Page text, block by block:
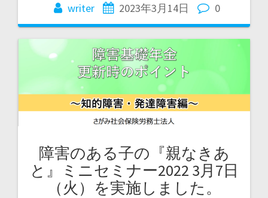
writer 2023年3月14日 0
障害のある子の『親なきあ
と』ミニセミナー2022 3月7日
（火）を実施しました。